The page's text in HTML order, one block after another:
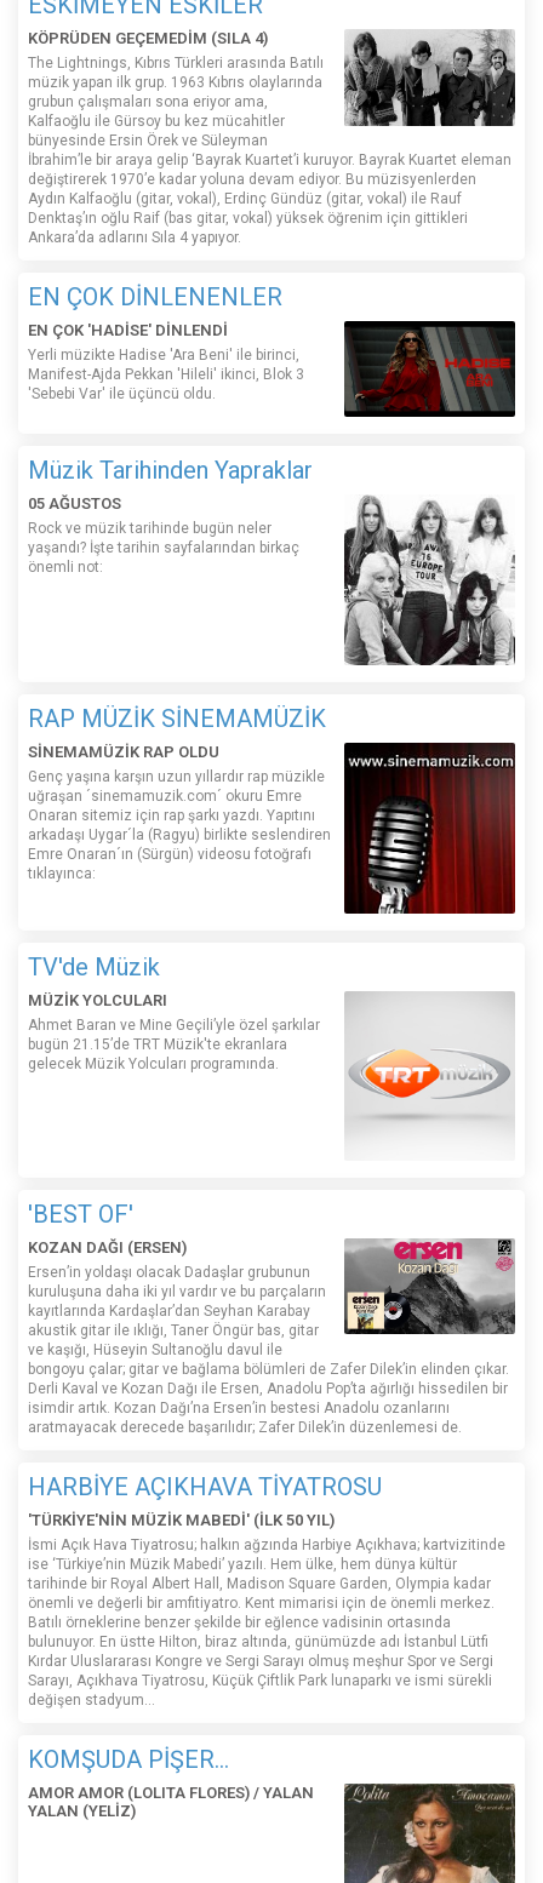
KÖPRÜDEN GEÇEMEDİM (SILA 4)
The Lightnings, Kıbrıs Türkleri arasında Batılı
müzik yapan ilk grup. 1963 Kıbrıs olaylarında
grubun çalışmaları sona eriyor ama,
Kalfaoğlu ile Gürsoy bu kez mücahitler
bünyesinde Ersin Örek ve Süleyman
İbrahim’le bir araya gelip ‘Bayrak Kuartet’i kuruyor. Bayrak Kuartet eleman
değiştirerek 1970’e kadar yoluna devam ediyor. Bu müzisyenlerden
Aydın Kalfaoğlu (gitar, vokal), Erdinç Gündüz (gitar, vokal) ile Rauf
Denktaş’ın oğlu Raif (bas gitar, vokal) yüksek öğrenim için gittikleri
Ankara’da adlarını Sıla 4 yapıyor.
EN ÇOK DİNLENENLER
EN ÇOK 'HADİSE' DİNLENDİ
Yerli müzikte Hadise 'Ara Beni' ile birinci,
Manifest-Ajda Pekkan 'Hileli' ikinci, Blok 3
'Sebebi Var' ile üçüncü oldu.
Müzik Tarihinden Yapraklar
05 AĞUSTOS
Rock ve müzik tarihinde bugün neler
yaşandı? İşte tarihin sayfalarından birkaç
önemli not:
RAP MÜZİK SİNEMAMÜZİK
SİNEMAMÜZİK RAP OLDU
Genç yaşına karşın uzun yıllardır rap müzikle
uğraşan ´sinemamuzik.com´ okuru Emre
Onaran sitemiz için rap şarkı yazdı. Yapıtını
arkadaşı Uygar´la (Ragyu) birlikte seslendiren
Emre Onaran´ın (Sürgün) videosu fotoğrafı
tıklayınca:
TV'de Müzik
MÜZİK YOLCULARI
Ahmet Baran ve Mine Geçili’yle özel şarkılar
bugün 21.15’de TRT Müzik'te ekranlara
gelecek Müzik Yolcuları programında.
'BEST OF'
KOZAN DAĞI (ERSEN)
Ersen’in yoldaşı olacak Dadaşlar grubunun
kuruluşuna daha iki yıl vardır ve bu parçaların
kayıtlarında Kardaşlar’dan Seyhan Karabay
akustik gitar ile ıklığı, Taner Öngür bas, gitar
ve kaşığı, Hüseyin Sultanoğlu davul ile
bongoyu çalar; gitar ve bağlama bölümleri de Zafer Dilek’in elinden çıkar.
Derli Kaval ve Kozan Dağı ile Ersen, Anadolu Pop’ta ağırlığı hissedilen bir
isimdir artık. Kozan Dağı’na Ersen’in bestesi Anadolu ozanlarını
aratmayacak derecede başarılıdır; Zafer Dilek’in düzenlemesi de.
HARBİYE AÇIKHAVA TİYATROSU
'TÜRKİYE'NİN MÜZİK MABEDİ' (İLK 50 YIL)
İsmi Açık Hava Tiyatrosu; halkın ağzında Harbiye Açıkhava; kartvizitinde
ise ‘Türkiye’nin Müzik Mabedi’ yazılı. Hem ülke, hem dünya kültür
tarihinde bir Royal Albert Hall, Madison Square Garden, Olympia kadar
önemli ve değerli bir amfitiyatro. Kent mimarisi için de önemli merkez.
Batılı örneklerine benzer şekilde bir eğlence vadisinin ortasında
bulunuyor. En üstte Hilton, biraz altında, günümüzde adı İstanbul Lütfi
Kırdar Uluslararası Kongre ve Sergi Sarayı olmuş meşhur Spor ve Sergi
Sarayı, Açıkhava Tiyatrosu, Küçük Çiftlik Park lunaparkı ve ismi sürekli
değişen stadyum…
KOMŞUDA PİŞER...
AMOR AMOR (LOLITA FLORES) / YALAN
YALAN (YELİZ)